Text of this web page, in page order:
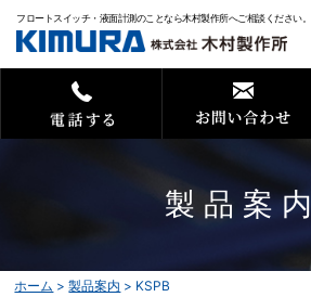
フロートスイッチ・液面計測のことなら木村製作所へご相談ください。
製品案内
ホーム >製品案内 > KSPB